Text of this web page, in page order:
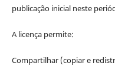
publicação inicial neste
A licença permite:
Compartilhar (copiar e